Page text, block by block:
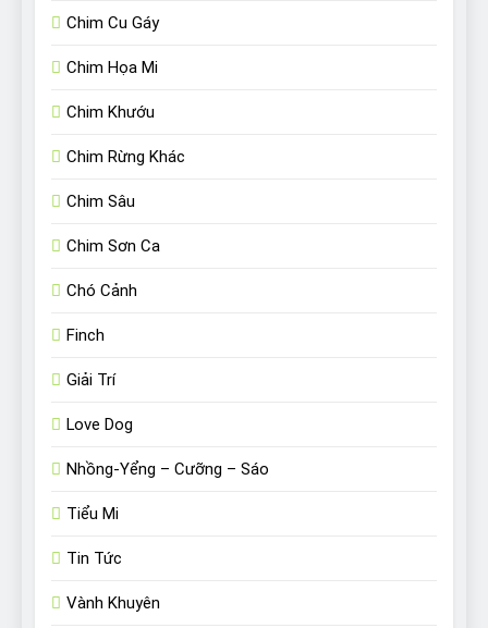
Chim Cu Gáy
Chim Họa Mi
Chim Khướu
Chim Rừng Khác
Chim Sâu
Chim Sơn Ca
Chó Cảnh
Finch
Giải Trí
Love Dog
Nhồng-Yểng – Cưỡng – Sáo
Tiểu Mi
Tin Tức
Vành Khuyên